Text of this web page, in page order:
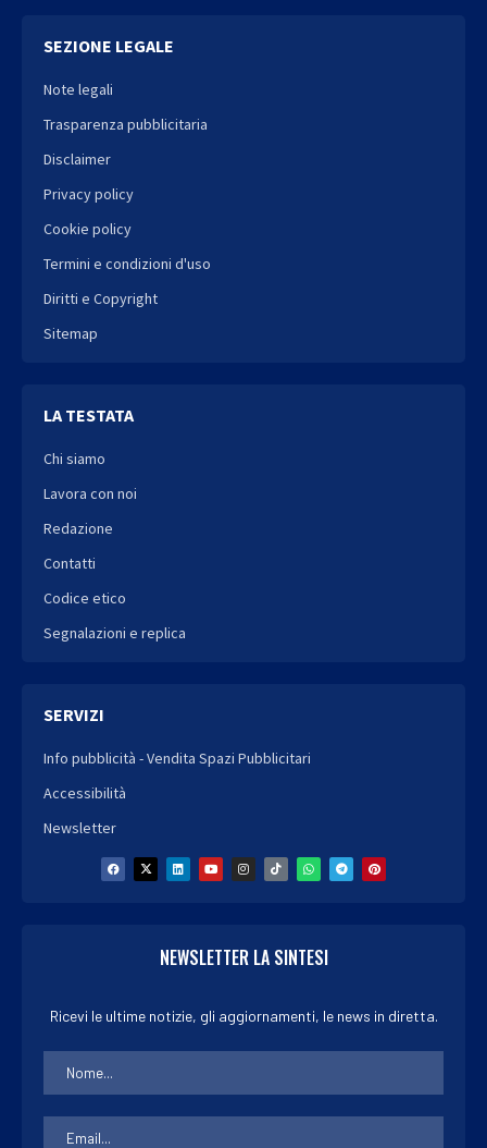
SEZIONE LEGALE
Note legali
Trasparenza pubblicitaria
Disclaimer
Privacy policy
Cookie policy
Termini e condizioni d'uso
Diritti e Copyright
Sitemap
LA TESTATA
Chi siamo
Lavora con noi
Redazione
Contatti
Codice etico
Segnalazioni e replica
SERVIZI
Info pubblicità - Vendita Spazi Pubblicitari
Accessibilità
Newsletter
NEWSLETTER LA SINTESI
Ricevi le ultime notizie, gli aggiornamenti, le news in diretta.